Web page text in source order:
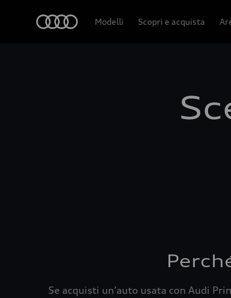
Modelli Scopri e acquista
Se acquisti un’auto usata con Audi